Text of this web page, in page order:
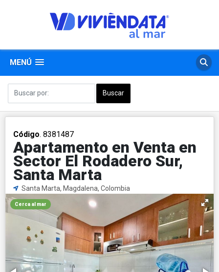
MENÚ
Código. 8381487
Apartamento en Venta en
Sector El Rodadero Sur,
Santa Marta
Santa Marta, Magdalena, Colombia
Cerca al mar